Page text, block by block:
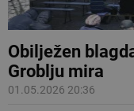
Obilježen
Groblju mira
01.05.2026 20:36